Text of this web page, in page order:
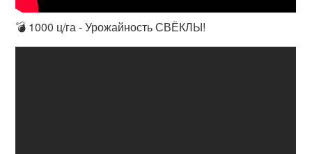
💣 1000 ц/га - Урожайность СВЁКЛЫ!